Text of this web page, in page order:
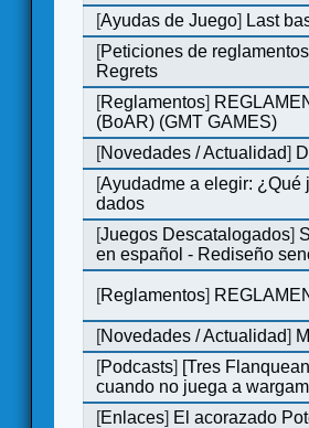
[Ayudas de Juego] Last
[Peticiones de reglamentos
Regrets
[Reglamentos]
(BoAR) (GMT GAMES)
[Novedades / Actualidad]
[Ayudadme a elegir: ¿Qué
dados
[Juegos Descatalogados]
en español - Rediseño
[Reglamentos]
[Novedades / Actualidad]
[Podcasts] [Tres
cuando no juega a
[Enlaces] El acorazado